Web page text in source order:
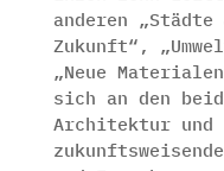
anderen „Städte
Zukunft“,
„Neue
sich an den
Architektur und